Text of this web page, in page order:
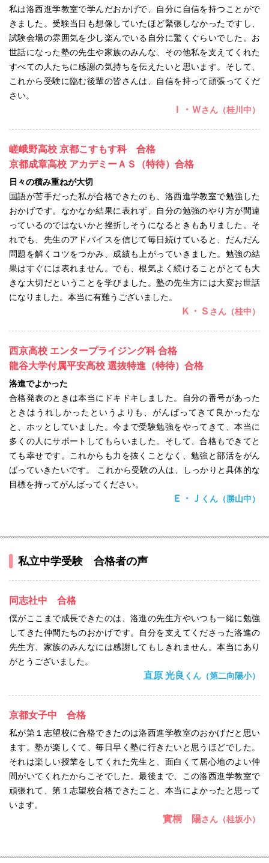
私は洛西進学教室で学んだおかげで、自分に自信を持つことがで
きました。受験当日も想像していたほど緊張しなかったですし、
試験会場の雰囲気を少し楽んでいる自分に驚くぐらいでした。お
世話になった塾の先生や家族のみんな、その他私を支えてくれた
すべての人たちに感謝の気持ちを伝えたいと思います。そして、
これから受験に臨む後輩の皆さんは、自信を持って頑張ってくだ
さい。
Ｉ・Ｗさん（桂川中）
嵯峨野高校 京都こすもす科 合格
京都成章高校 アカデミーＡＳ（特待）合格
日々の積み重ねが大切
国語が苦手だった私が合格できたのも、洛西進学教室で勉強した
おかげです。なかなか結果に表れず、自分の勉強のやり方が間違
っているのではないかと挫折しそうになるときもありました。そ
れでも、先生のアドバイスを信じて毎日続けていると、だんだん
問題を解くコツをつかみ、成績も上がっていきました。勉強の結
果はすぐには表れません。でも、根気よく続けることがとても大
きな大切だということを学びました。塾の先生方には大変お世話
になりました。本当に有難うございました。
Ｋ・Ｓ さん（桂中）
西京高校 エンタープライジング科 合格
龍谷大学付属平安高校 選抜特進（特待）合格
洛進でよかった
合格発表のときは本当にドキドキしました。自分の番号があった
ときはうれしかったというよりも、がんばってきて良かったな
と、ホッとしていました。今まで受験勉強をやってきて、本当に
多くの人にサポートしてもらいました。そして、合格もできてと
ても幸せです。これからも力を抜くことなく、勉強と部活をがん
ばっていきたいです。 これから受験の人は、しっかりと具体的な
目標を持ってがんばってください。
Ｅ・Ｊ くん（勝山中）
私立中学受験 合格者の声
同志社中 合格
僕がここまで成長できたのは、洛進の先生方やいつも一緒に勉強
してきた仲間たちのおかげです。自分を支えてくださった洛進の
先生方、家族のみんなには感謝してもしきれません。本当にあり
がとうございました。
直原 光良 くん（第二向陽小）
京都女子中 合格
私が第１志望校に合格できたのは洛西進学教室のおかげだと思い
ます。塾が楽しくて、毎日早く塾に行きたいと思うほどでした。
それは楽しい授業をしてくれた先生と、面白くて居心地のよい仲
間がいてくれたからこそでした。最後まで、この洛西進学教室で
頑張れて、第１志望校合格できたこと、本当によかったと思って
います。
實桐 陽さん（桂坂小）